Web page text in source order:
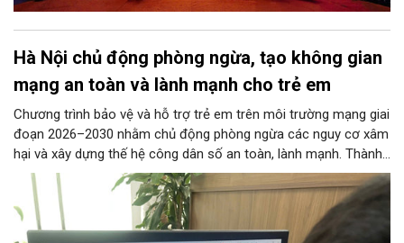
Hà Nội chủ động phòng ngừa, tạo không gian
mạng an toàn và lành mạnh cho trẻ em
Chương trình bảo vệ và hỗ trợ trẻ em trên môi trường mạng giai
đoạn 2026–2030 nhằm chủ động phòng ngừa các nguy cơ xâm
hại và xây dựng thế hệ công dân số an toàn, lành mạnh. Thành
phố đề ra các chỉ tiêu lớn như phổ cập giải pháp an ninh mạng
tại các trường học, ngăn chặn thông tin độc hại từ đường
truyền Internet và hỗ trợ 100% trẻ em bị xâm hại. 11 nhóm
nhiệm vụ trọng tâm được giao cho các sở, ngành thực hiện